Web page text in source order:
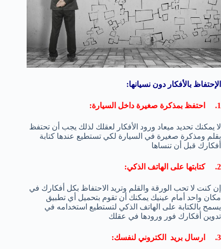
الإحتفاظ بالأفكار دون نسيانها:
1. احتفظ بمذكرة صغيرة داخل السيارة:
لا يمكنك تحديد ميعاد ورود الأفكار لعقلك لذلك يجب أن تحتفظ
بقلم ومذكرة صغيرة في السيارة لكي تستطيع عندها كتابة
أفكارك قبل أن تنساها
2. كتابتها على الهاتف الذكي:
إن كنت لا تحب الورقة والقلم وتريد الاحتفاظ بكل أفكارك في
مكان واحد أمام عينيك يمكنك أن تقوم بتحميل أي تطبيق
يسمح بالكتابة على الهاتف الذكي لتستطيع استخدامه في
تدوين أقكارك فور ورودها في عقلك
3. ارسال بريد الكتروني لنفسك: